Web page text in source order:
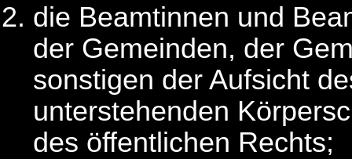
die Beamtinnen und
der Gemeinden, der
sonstigen der Aufsicht
unterstehenden
des öffentlichen Rechts;